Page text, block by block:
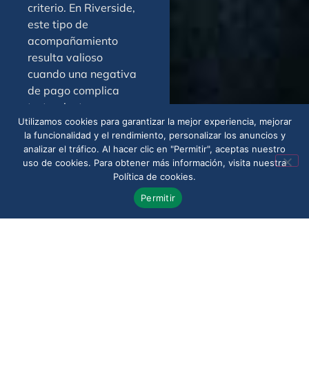
criterio. En Riverside,
este tipo de
acompañamiento
resulta valioso
cuando una negativa
de pago complica
tratamientos,
seguimientos o
cirugías. La
evaluación del caso
vía para presentar
Utilizamos cookies para garantizar la mejor experiencia, mejorar
la funcionalidad y el rendimiento, personalizar los anuncios y
analizar el tráfico. Al hacer clic en "Permitir", aceptas nuestro
uso de cookies. Para obtener más información, visita nuestra
Política de cookies.
Permitir